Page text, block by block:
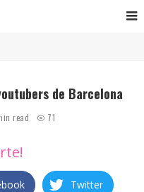
de Barcelona
read 71
Twitter